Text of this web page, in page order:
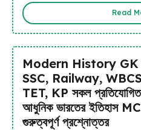
Read
Modern History
SSC, Railway,
TET, KP সকল
আধুনিক ভারতের ইতিহাস
গুরুত্বপূর্ণ প্রশ্নোত্তর